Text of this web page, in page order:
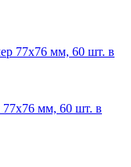
77х76 мм, 60 шт. в